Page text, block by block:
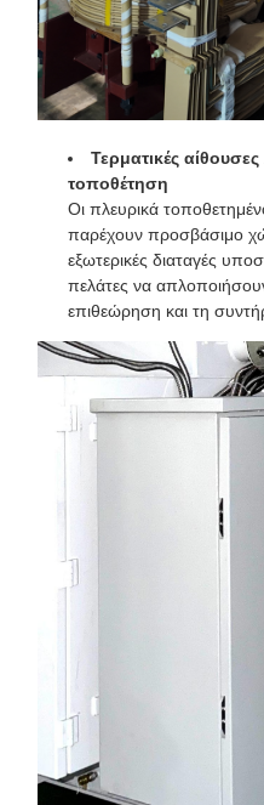
Τερματικές
τοποθέτηση
Οι πλευρικά
παρέχουν προσβάσιμο
εξωτερικές διαταγές
πελάτες να
επιθεώρηση και τη